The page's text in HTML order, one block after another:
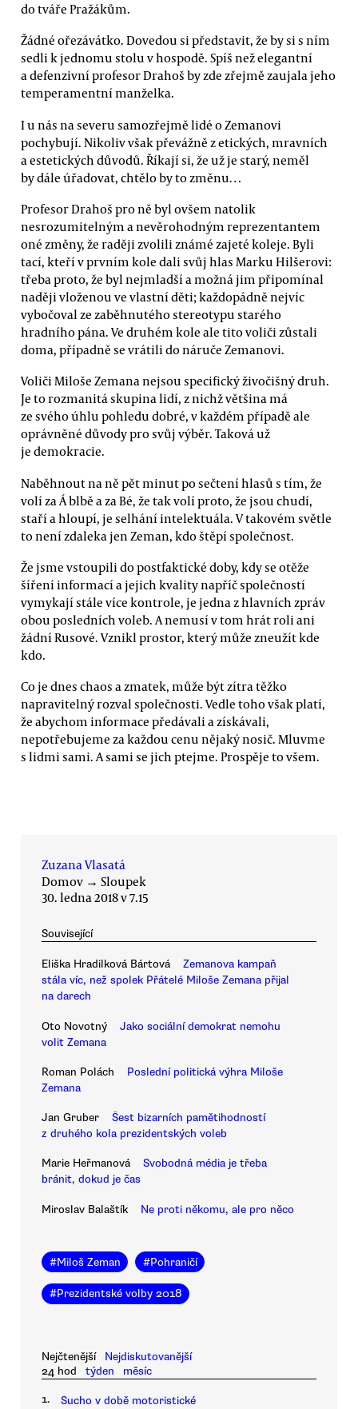
do tváře Pražákům.
Žádné ořezávátko. Dovedou si představit, že by si s ním
sedli k jednomu stolu v hospodě. Spíš než elegantní
a defenzivní profesor Drahoš by zde zřejmě zaujala jeho
temperamentní manželka.
I u nás na severu samozřejmě lidé o Zemanovi
pochybují. Nikoliv však převážně z etických, mravních
a estetických důvodů. Říkají si, že už je starý, neměl
by dále úřadovat, chtělo by to změnu…
Profesor Drahoš pro ně byl ovšem natolik
nesrozumitelným a nevěrohodným reprezentantem
oné změny, že raději zvolili známé zajeté koleje. Byli
tací, kteří v prvním kole dali svůj hlas Marku Hilšerovi:
třeba proto, že byl nejmladší a možná jim připomínal
naději vloženou ve vlastní děti; každopádně nejvíc
vybočoval ze zaběhnutého stereotypu starého
hradního pána. Ve druhém kole ale tito voliči zůstali
doma, případně se vrátili do náruče Zemanovi.
Voliči Miloše Zemana nejsou specifický živočišný druh.
Je to rozmanitá skupina lidí, z nichž většina má
ze svého úhlu pohledu dobré, v každém případě ale
oprávněné důvody pro svůj výběr. Taková už
je demokracie.
Naběhnout na ně pět minut po sečtení hlasů s tím, že
volí za Á blbě a za Bé, že tak volí proto, že jsou chudí,
staří a hloupí, je selhání intelektuála. V takovém světle
to není zdaleka jen Zeman, kdo štěpí společnost.
Že jsme vstoupili do postfaktické doby, kdy se otěže
šíření informací a jejich kvality napříč společností
vymykají stále více kontrole, je jedna z hlavních zpráv
obou posledních voleb. A nemusí v tom hrát roli ani
žádní Rusové. Vznikl prostor, který může zneužít kde
kdo.
Co je dnes chaos a zmatek, může být zítra těžko
napravitelný rozval společnosti. Vedle toho však platí,
že abychom informace předávali a získávali,
nepotřebujeme za každou cenu nějaký nosič. Mluvme
s lidmi sami. A sami se jich ptejme. Prospěje to všem.
Zuzana Vlasatá
Domov → Sloupek
30. ledna 2018 v 7.15
Související
Eliška Hradilková Bártová
Zemanova kampaň
stála víc, než spolek Přátelé Miloše Zemana přijal
na darech
Oto Novotný
Jako sociální demokrat nemohu
volit Zemana
Roman Polách
Poslední politická výhra Miloše
Zemana
Jan Gruber
Šest bizarních pamětihodností
z druhého kola prezidentských voleb
Marie Heřmanová
Svobodná média je třeba
bránit, dokud je čas
Miroslav Balaštík Ne proti někomu, ale pro něco
#Miloš Zeman #Pohraničí
#Prezidentské volby 2018
Nejčtenější
Nejdiskutovanější
24 hod
týden měsíc
1. Sucho v době motoristické